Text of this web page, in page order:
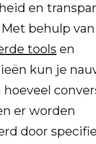
en
behulp van
tools en
kun je
er worden
door